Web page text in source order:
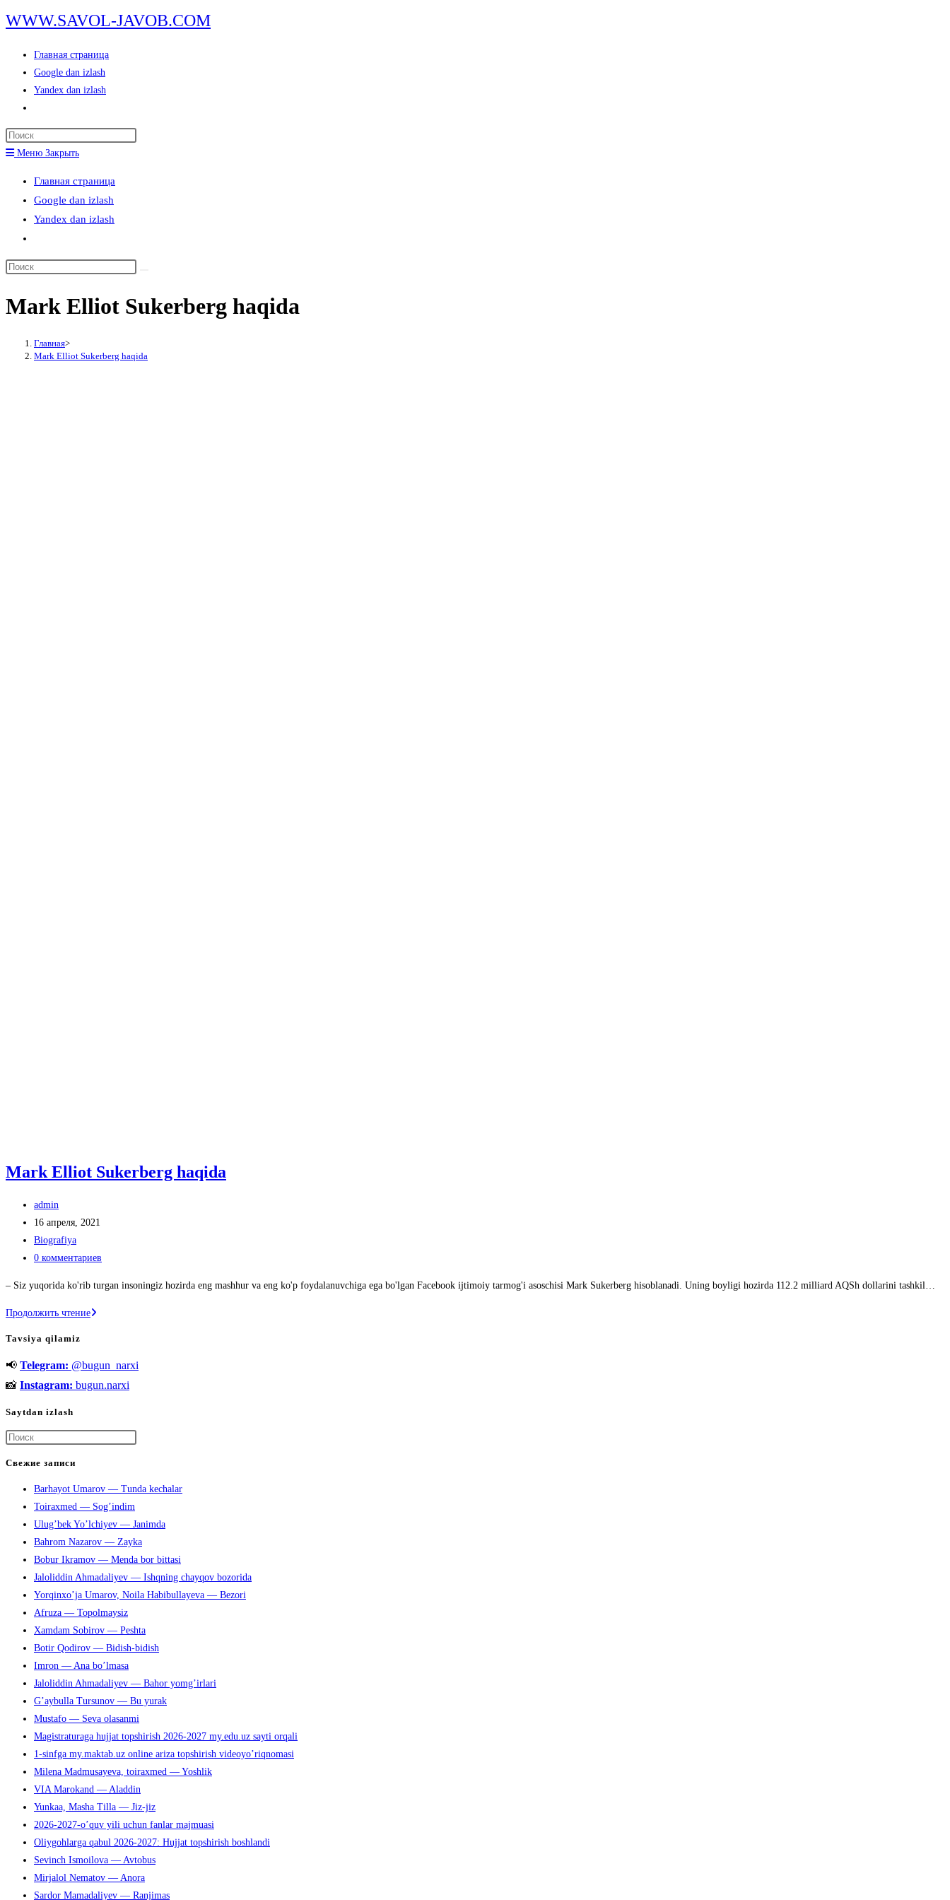
Перейти
к
содержимому
WWW.SAVOL-JAVOB.COM
Главная страница
Google dan izlash
Yandex dan izlash
по
веб-
сайту
Меню Закрыть
Главная страница
Google dan izlash
Yandex dan izlash
по
сайту
Поиск
сайте
Mark Elliot Sukerberg haqida
Главная>
Mark Elliot Sukerberg haqida
Mark Elliot Sukerberg haqida
Автор
записи:
admin
Запись
опубликована:
16 апреля, 2021
Рубрика
записи:
Biografiya
Комментарии
записи:
0 комментариев
– Siz yuqorida ko'rib turgan insoningiz hozirda eng mashhur va eng ko'p foydalanuvchiga ega bo'lgan Facebook ijtimoiy tarmog'i asoschisi Mark Sukerberg hisoblanadi. Uning boyligi hozirda 112.2 milliard AQSh dollarini tashkil…
Продолжить чтениеMark
haqida
Tavsiya qilamiz
📢 Telegram: @bugun_narxi
📸 Instagram: bugun.narxi
Saytdan izlash
чтобы
панель
поиска.
Свежие записи
Barhayot Umarov — Tunda kechalar
Toiraxmed — Sog’indim
Ulug’bek Yo’lchiyev — Janimda
Bahrom Nazarov — Zayka
Bobur Ikramov — Menda bor bittasi
Jaloliddin Ahmadaliyev — Ishqning chayqov bozorida
Yorqinxo’ja Umarov, Noila Habibullayeva — Bezori
Afruza — Topolmaysiz
Xamdam Sobirov — Peshta
Botir Qodirov — Bidish-bidish
Imron — Ana bo’lmasa
Jaloliddin Ahmadaliyev — Bahor yomg’irlari
G’aybulla Tursunov — Bu yurak
Mustafo — Seva olasanmi
Magistraturaga hujjat topshirish 2026-2027 my.edu.uz sayti orqali
1-sinfga my.maktab.uz online ariza topshirish videoyo’riqnomasi
Milena Madmusayeva, toiraxmed — Yoshlik
VIA Marokand — Aladdin
Yunkaa, Masha Tilla — Jiz-jiz
2026-2027-o’quv yili uchun fanlar majmuasi
Oliygohlarga qabul 2026-2027: Hujjat topshirish boshlandi
Sevinch Ismoilova — Avtobus
Mirjalol Nematov — Anora
Sardor Mamadaliyev — Ranjimas